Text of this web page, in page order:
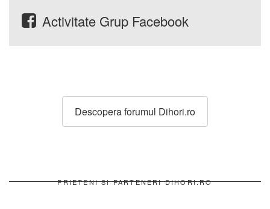
Activitate Grup Facebook
Descopera forumul Dihori.ro
PRIETENI SI PARTENERI DIHORI.RO